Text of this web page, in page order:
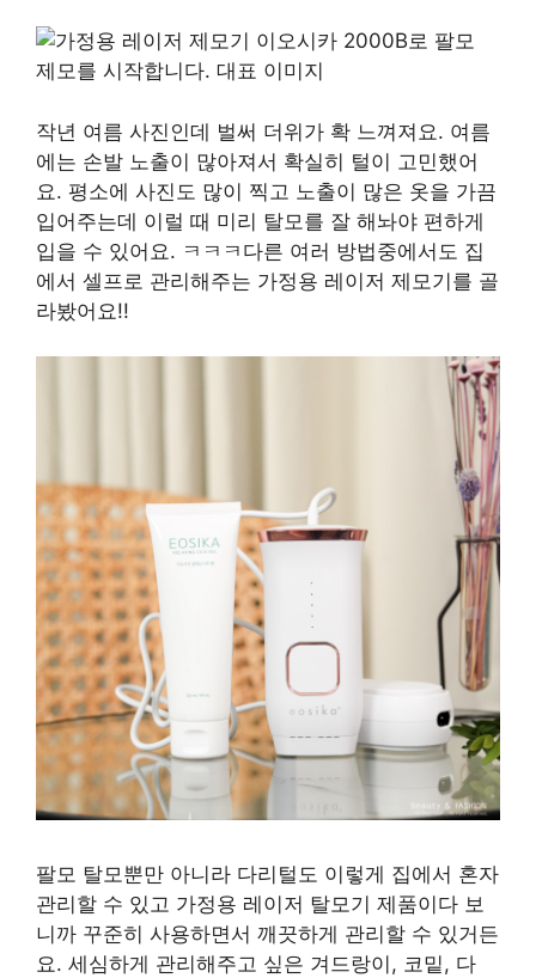
작년 여름 사진인데 벌써 더위가 확 느껴져요. 여름
에는 손발 노출이 많아져서 확실히 털이 고민했어
요. 평소에 사진도 많이 찍고 노출이 많은 옷을 가끔
입어주는데 이럴 때 미리 탈모를 잘 해놔야 편하게
입을 수 있어요. ㅋㅋㅋ다른 여러 방법중에서도 집
에서 셀프로 관리해주는 가정용 레이저 제모기를 골
라봤어요!!
팔모 탈모뿐만 아니라 다리털도 이렇게 집에서 혼자
관리할 수 있고 가정용 레이저 탈모기 제품이다 보
니까 꾸준히 사용하면서 깨끗하게 관리할 수 있거든
요. 세심하게 관리해주고 싶은 겨드랑이, 코밑, 다